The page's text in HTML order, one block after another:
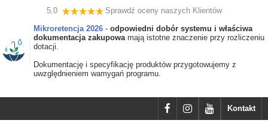
5,0
Sprawdź oceny naszych Klientów
Mikroretencja 2026 - odpowiedni dobór systemu i właściwa
dokumentacja zakupowamają istotne znaczenie przy rozliczeniu
dotacji.
Dokumentację i specyfikację produktów przygotowujemy z
uwzględnieniem wamygań programu.
Kontakt